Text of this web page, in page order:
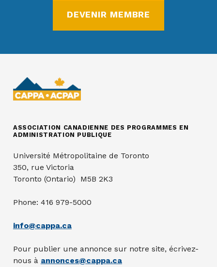
DEVENIR MEMBRE
ASSOCIATION CANADIENNE DES PROGRAMMES EN
ADMINISTRATION PUBLIQUE
Université Métropolitaine de Toronto
350, rue Victoria
Toronto (Ontario) M5B 2K3
Phone: 416 979-5000
info@cappa.ca
Pour publier une annonce sur notre site, écrivez-
nous à annonces@cappa.ca